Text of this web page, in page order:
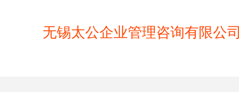
无锡太公企业管理咨询有限公司